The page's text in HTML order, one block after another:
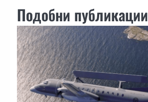
Подобни публикации